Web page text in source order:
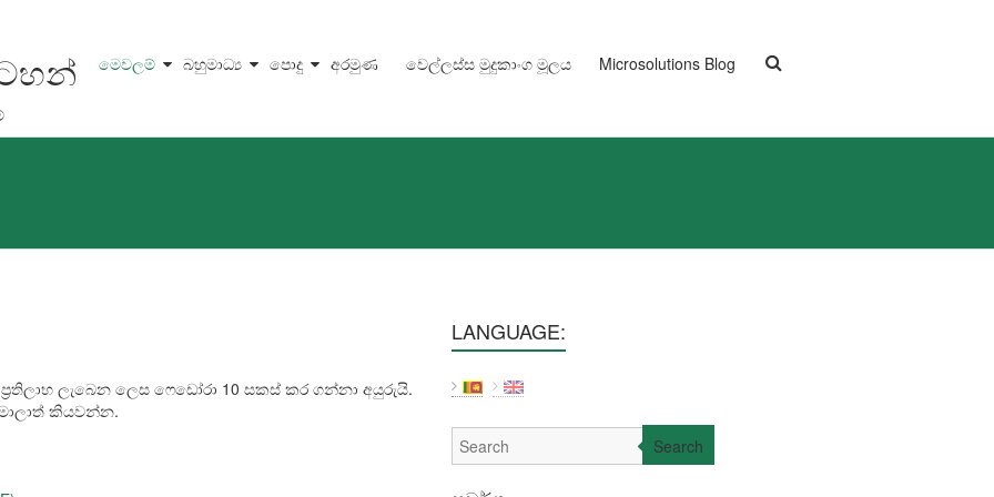
මෙවලම් බහුමාධ්‍ය පොදු අරමුණ වෙල්ලස්ස මුදුකාංග මූලය Microsolutions Blog
ලැබෙන ලෙස ෆෙඩෝරා 10 සකස් කර ගන්නා අයුරුයි.
කියවන්න.
LANGUAGE:
Search